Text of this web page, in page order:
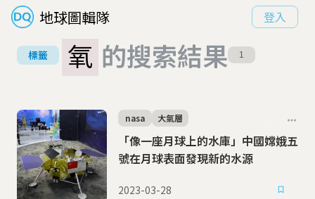
地球圖輯隊 登入
標籤 氧 的搜索結果 1
「像一座月球上的水庫」中國嫦娥五
號在月球表面發現新的水源
nasa 大氣層
2023-03-28